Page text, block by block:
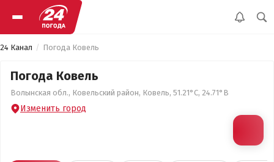
24 Канал Погода Ковель
Погода Ковель
Волынская обл., Ковельский район, Ковель, 51.21°С, 24.71°В
Изменить город